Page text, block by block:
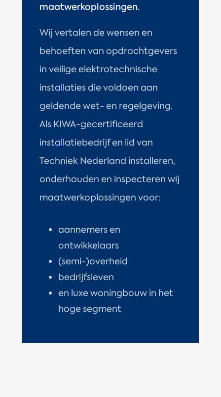
maatwerkoplossingen.
Wij vertalen de wensen en
behoeften van opdrachtgevers
in veilige elektrotechnische
installaties die voldoen aan
geldende wet- en regelgeving.
Als KIWA-gecertificeerd
installatiebedrijf en lid van
Techniek Nederland installeren,
onderhouden en inspecteren wij
maatwerkoplossingen voor:
aannemers en
ontwikkelaars
(semi-)overheid
bedrijfsleven
en luxe woningbouw in het
hoge segment